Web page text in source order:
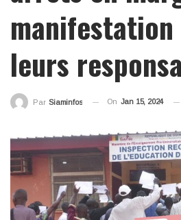
leurs
Par Siaminfos On Jan 15, 2024